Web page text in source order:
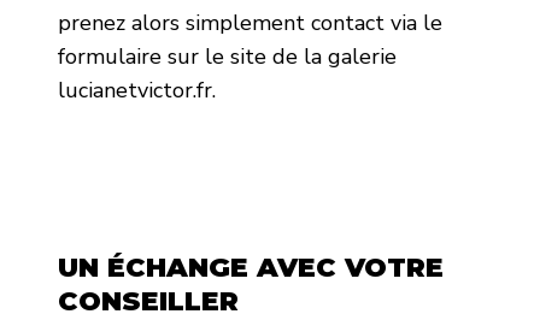
prenez alors simplement contact via le
formulaire sur le site de la galerie
lucianetvictor.fr.
UN ÉCHANGE AVEC VOTRE
CONSEILLER